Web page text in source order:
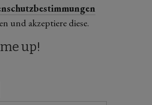
und akzeptiere diese.